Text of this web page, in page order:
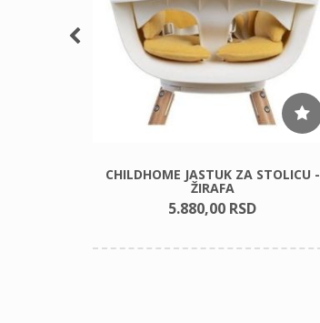
CHILDHOME JASTUK ZA STOLICU -
ŽIRAFA
5.880,00 RSD